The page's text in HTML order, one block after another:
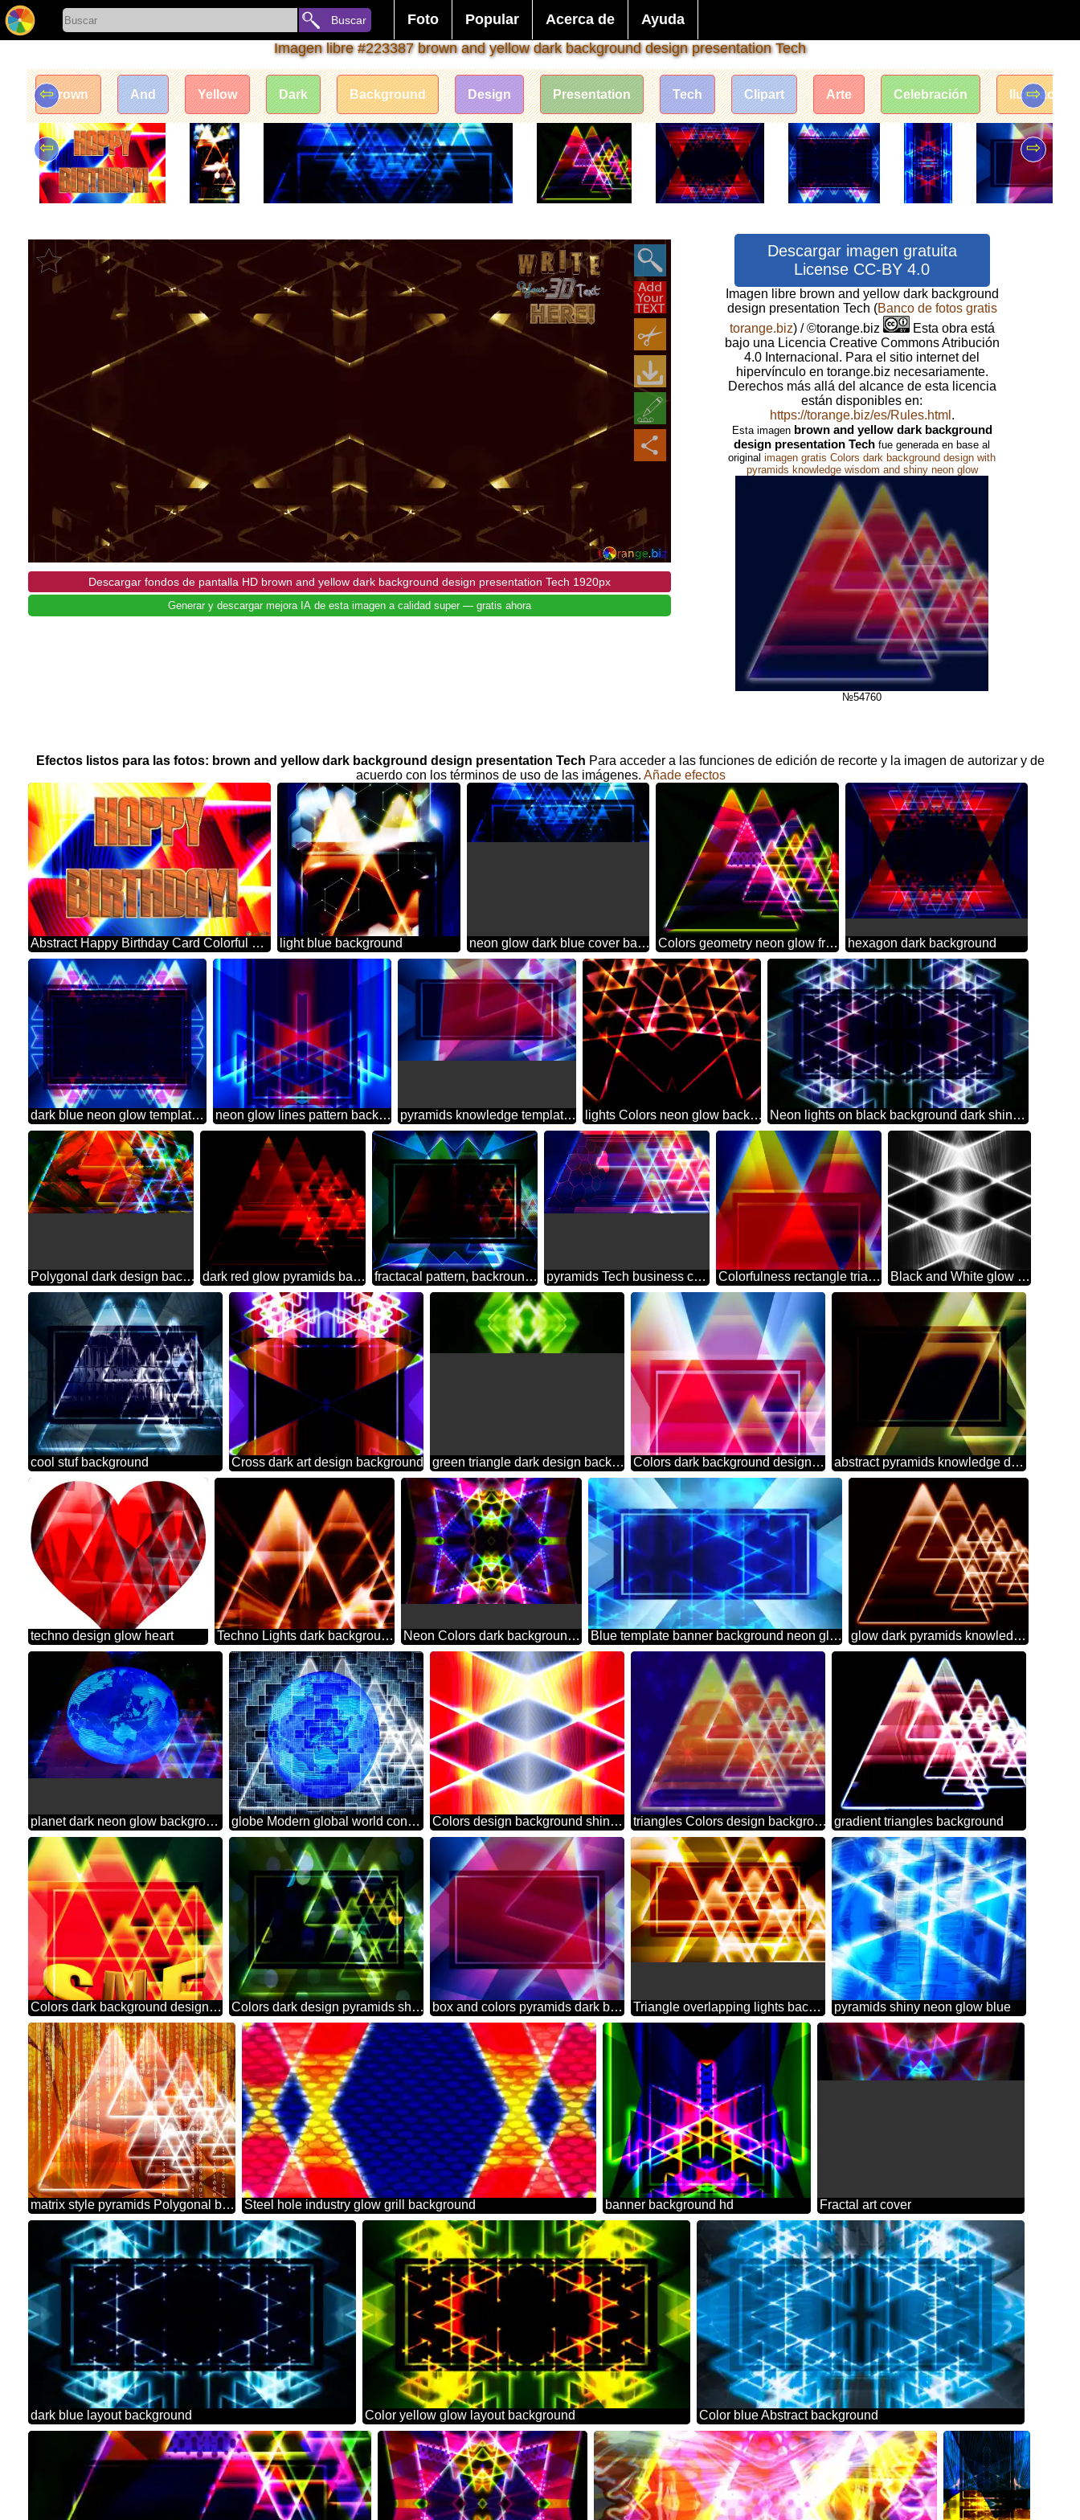
Buscar Foto Popular Acerca de
Ayuda
Imagen libre #223387 brown and yellow dark background design presentation Tech
Brown And Yellow Dark Background Design Presentation Tech Clipart Arte Celebración Ilustración
⇦ ⇨
⇦ ⇨
Descargar fondos de pantalla HD brown and yellow dark background design presentation Tech 1920px
Generar y descargar mejora IA de esta imagen a calidad super — gratis ahora
Descargar imagen gratuita
License CC-BY 4.0
Imagen libre brown and yellow dark background
design presentation Tech (Banco de fotos gratis
torange.biz) / ©torange.biz
Esta obra está
bajo una Licencia Creative Commons Atribución
4.0 Internacional. Para el sitio internet del
hipervínculo en torange.biz necesariamente.
Derechos más allá del alcance de esta licencia
están disponibles en:
https://torange.biz/es/Rules.html .
Esta imagen brown and yellow dark background
design presentation Tech fue generada en base al
originalimagen gratis Colors dark background design with
pyramids knowledge wisdom and shiny neon glow
№54760
Efectos listos para las fotos: brown and yellow dark background design presentation Tech Para acceder a las funciones de edición de recorte y la imagen de autorizar y de
acuerdo con los términos de uso de las imágenes. Añade efectos
Abstract Happy Birthday Card Colorful Glow Neon Background light blue background neon glow dark blue cover banner template background Colors geometry neon glow fractal background hexagon dark background
dark blue neon glow template frame neon glow lines pattern background pyramids knowledge template banner background lights Colors neon glow background Neon lights on black background dark shiny blue pattern
Polygonal dark design background with pyramids shiny neon glow red and blue colors dark red glow pyramids background fractacal pattern, backrounds dark design background hi-tech pyramids Tech business concept presentation background Colorfulness rectangle triangle funny hd background editing Black and White glow Lights background
cool stuf background Cross dark art design background green triangle dark design background neon glow Colors dark background design with pyramids knowledge wisdom and shiny neon glow abstract pyramids knowledge design background
techno design glow heart Techno Lights dark background pyramids neon glow Neon Colors dark background design with pyramids shiny neon glow Blue template banner background neon glow glow dark pyramids knowledge wisdom shiny neon background
planet dark neon glow background design globe Modern global world concept techno design background Colors design background shiny glow pattern triangles Colors design background glow neon gradient triangles background
Colors dark background design with pyramids knowledge wisdom and shiny neon glow Sale Colors dark design pyramids shiny neon background box and colors pyramids dark background Triangle overlapping lights background pyramids shiny neon glow blue
matrix style pyramids Polygonal background metal Steel hole industry glow grill background banner background hd Fractal art cover
dark blue layout background Color yellow glow layout background Color blue Abstract background